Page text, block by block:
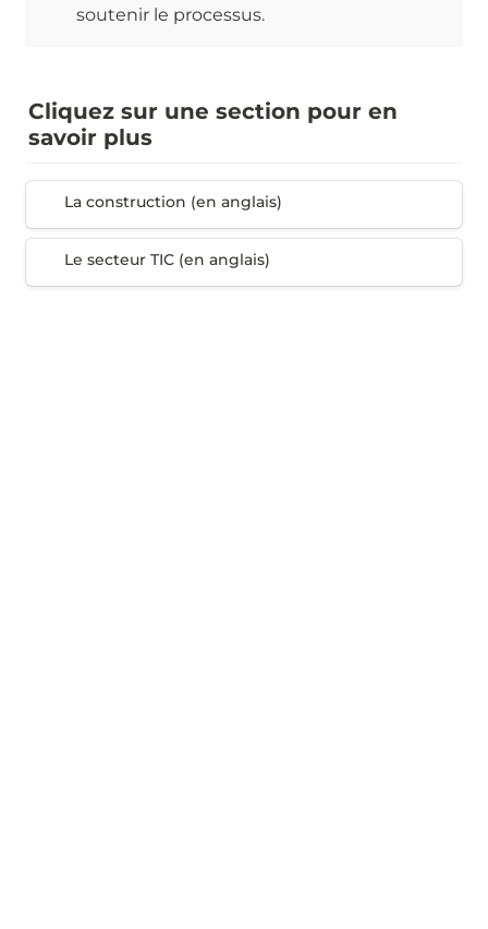
soutenir le processus.
Cliquez sur une section pour en
savoir plus
La construction (en anglais)
La construction (en anglais)
Le secteur TIC (en anglais)
Le secteur TIC (en anglais)